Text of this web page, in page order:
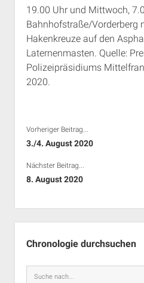
Antifaschistische
Antifaschistische
Rechte
Das
a.i.d.a. e. V.
19.00 Uhr und Mittwoch,
Bahnhofstraße/Vorderberg
Hakenkreuze auf den
Laternenmasten. Quelle:
Polizeipräsidiums
2020.
Vorheriger Beitrag...
3./4. August 2020
Nächster Beitrag...
8. August 2020
Chronologie durchsuchen